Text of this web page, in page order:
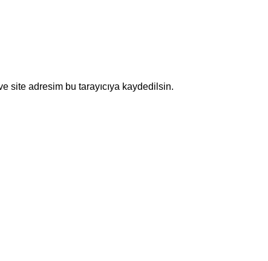
site adresim bu tarayıcıya kaydedilsin.